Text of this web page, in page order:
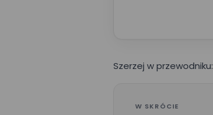
Szerzej w przewodniku:
W SKRÓCIE